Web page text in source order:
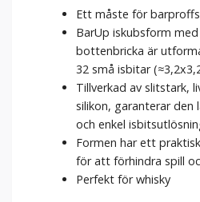
Ett måste för
BarUp iskubsform
bottenbricka är
32 små isbitar
Tillverkad av slitstark,
silikon, garanterar den
och enkel
Formen har ett
för att förhindra spill
Perfekt för whisky